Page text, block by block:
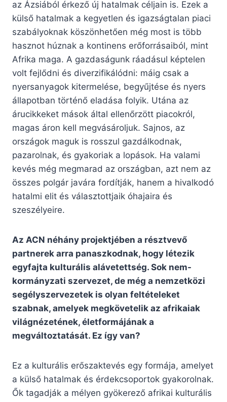
az Ázsiából érkező új hatalmak céljain is. Ezek a
külső hatalmak a kegyetlen és igazságtalan piaci
szabályoknak köszönhetően még most is több
hasznot húznak a kontinens erőforrásaiból, mint
Afrika maga. A gazdaságunk ráadásul képtelen
volt fejlődni és diverzifikálódni: máig csak a
nyersanyagok kitermelése, begyűjtése és nyers
állapotban történő eladása folyik. Utána az
árucikkeket mások által ellenőrzött piacokról,
magas áron kell megvásároljuk. Sajnos, az
országok maguk is rosszul gazdálkodnak,
pazarolnak, és gyakoriak a lopások. Ha valami
kevés még megmarad az országban, azt nem az
összes polgár javára fordítják, hanem a hivalkodó
hatalmi elit és választottjaik óhajaira és
szeszélyeire.
Az ACN néhány projektjében a résztvevő
partnerek arra panaszkodnak, hogy létezik
egyfajta kulturális alávetettség. Sok nem-
kormányzati szervezet, de még a nemzetközi
segélyszervezetek is olyan feltételeket
szabnak, amelyek megkövetelik az afrikaiak
világnézetének, életformájának a
megváltoztatását. Ez így van?
Ez a kulturális erőszaktevés egy formája, amelyet
a külső hatalmak és érdekcsoportok gyakorolnak.
Ők tagadják a mélyen gyökerező afrikai kulturális